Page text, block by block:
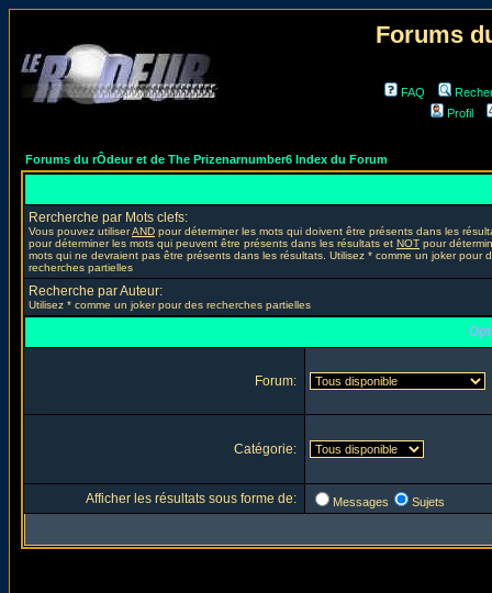
Forums
FAQ
Profil
Forums du rÔdeur et de The Prizenarnumber6 Index du Forum
Rercherche par Mots clefs:
Vous pouvez utiliserAND pour déterminer les mots qui doivent être présents dans les
pour déterminer les mots qui peuvent être présents dans les résultats et NOT pour
mots qui ne devraient pas être présents dans les résultats. Utilisez * comme un joker pour
recherches partielles
Recherche par Auteur:
Utilisez * comme un joker pour des recherches partielles
Forum:
Catégorie:
Afficher les résultats sous forme de: Messages Sujets